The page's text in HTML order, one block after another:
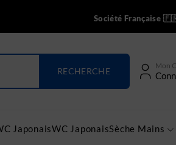
Société Française
Mon
JaponaisWC JaponaisSèche Mains